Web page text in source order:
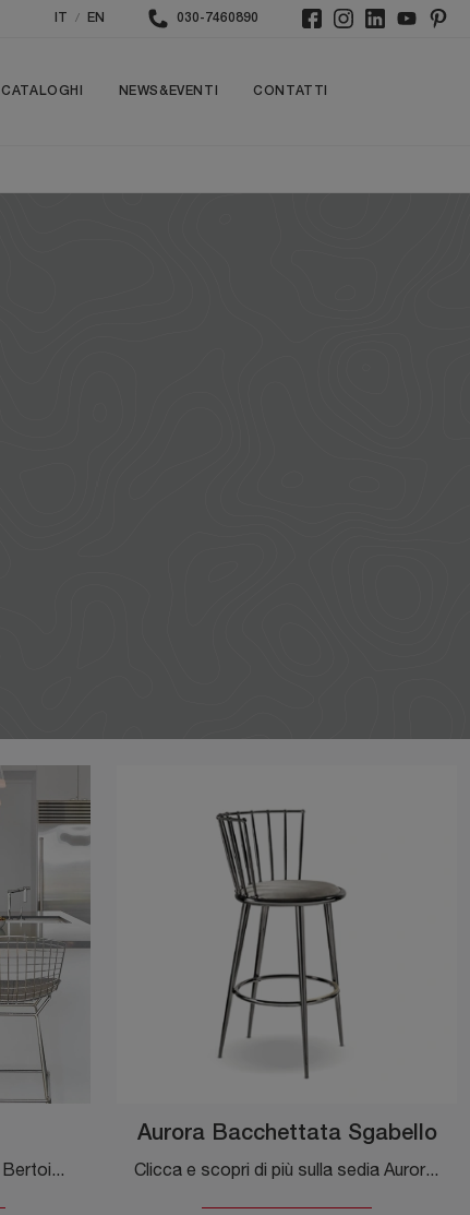
/ EN 030-7460890
CATALOGHI NEWS&EVENTI CONTATTI
Ti offriamo la sedia da cucina Bertoia Stool per ambientazioni moderne, tra le più esclusive Sedie sgabelli di Knoll.
Aurora Bacchettata Sgabello
Clicca e scopri di più sulla sedia Aurora Bacchettata Sgabello di Cantori in metallo: le più belle Sedie sgabelli moderne ti attendono.